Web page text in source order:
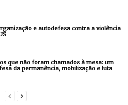
e autodefesa contra a violência
que não foram chamados à mesa: um
da permanência, mobilização e luta